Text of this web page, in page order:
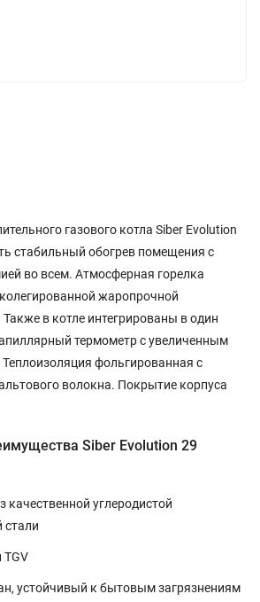
газового котла Siber Evolution
стабильный обогрев помещения с
во всем. Атмосферная горелка
жаропрочной
в котле интегрированы в один
термометр с увеличенным
фольгированная с
волокна. Покрытие корпуса
Siber Evolution 29
качественной углеродистой
стали
TGV
устойчивый к бытовым загрязнениям